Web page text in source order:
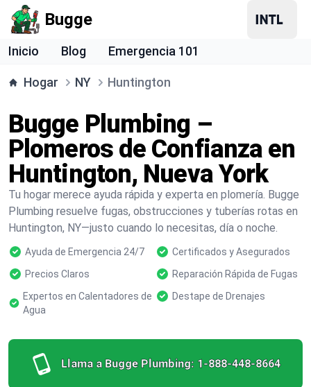
Bugge
Inicio Blog Emergencia 101
Hogar NY Huntington
Bugge Plumbing –
Plomeros de Confianza en
Huntington, Nueva York
Tu hogar merece ayuda rápida y experta en plomería. Bugge
Plumbing resuelve fugas, obstrucciones y tuberías rotas en
Huntington, NY—justo cuando lo necesitas, día o noche.
Ayuda de Emergencia 24/7
Certificados y Asegurados
Precios Claros
Reparación Rápida de Fugas
Expertos en Calentadores de
Agua
Destape de Drenajes
Llama a Bugge Plumbing: 1-888-448-8664